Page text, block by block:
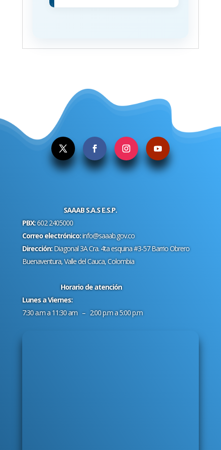
SAAAB S.A.S E.S.P.
PBX:602 2405000
Correo electrónico:info@saaab.gov.co
Dirección:Diagonal 3A Cra. 4ta esquina #3-57 Barrio Obrero
Buenaventura, Valle del Cauca, Colombia
Horario de atención
Lunes a Viernes:
7:30 a.m a 11:30 am – 2:00 p.m a 5:00 p.m